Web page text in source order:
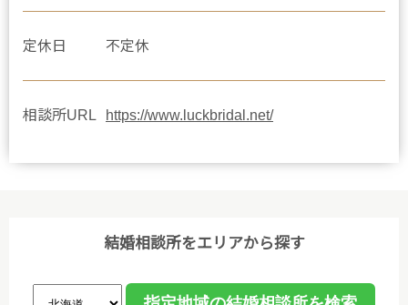
定休日 不定休
相談所URL https://www.luckbridal.net/
結婚相談所をエリアから探す